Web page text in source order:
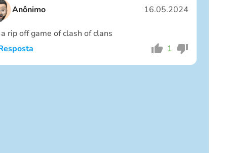
Anônimo 16.05.2024
a rip off game of clash of clans
1
Eu sou um garoto
Eu sou uma garota